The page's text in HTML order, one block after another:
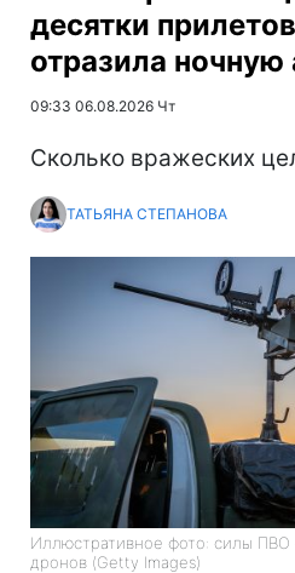
десятки
отразила ночную
09:33 06.08.2026 Чт
Сколько вражеских
ТАТЬЯНА СТЕПАНОВА
Иллюстративное фото: силы ПВО
дронов (Getty Images)